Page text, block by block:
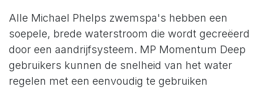
Alle Michael Phelps zwemspa's hebben een
soepele, brede waterstroom die wordt gecreëerd
door een aandrijfsysteem. MP Momentum Deep
gebruikers kunnen de snelheid van het water
regelen met een eenvoudig te gebruiken